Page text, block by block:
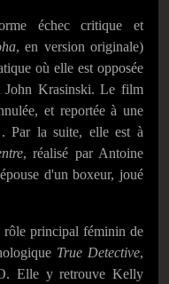
échec critique et
, en version originale)
où elle est opposée
John Krasinski. Le film
et reportée à une
. Par la suite, elle est à
, réalisé par Antoine
d'un boxeur, joué
rôle principal féminin de
True Detective,
Elle y retrouve Kelly